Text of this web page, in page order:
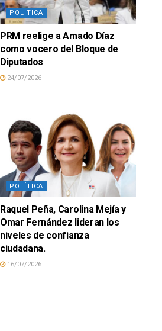
POLÍTICA
PRM reelige a Amado Díaz
como vocero del Bloque de
Diputados
24/07/2026
POLÍTICA
Raquel Peña, Carolina Mejía y
Omar Fernández lideran los
niveles de confianza
ciudadana.
16/07/2026